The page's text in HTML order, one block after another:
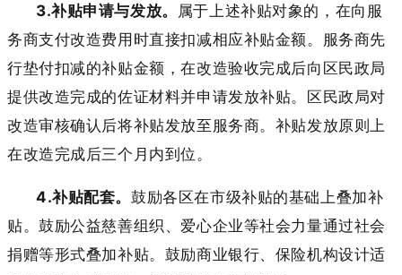
3.补贴申请与发放。
属于上述补贴对象的，在向服
务商支付改造费用时直接扣减相应补贴金额。服务商先
行垫付扣减的补贴金额，在改造验收完成后向区民政局
提供改造完成的佐证材料并申请发放补贴。区民政局对
改造审核确认后将补贴发放至服务商。补贴发放原则上
在改造完成后三个月内到位。
4.补贴配套。鼓励各区在市级补贴的基础上叠加补
贴。鼓励公益慈善组织、爱心企业等社会力量通过社会
捐赠等形式叠加补贴。鼓励商业银行、保险机构设计适